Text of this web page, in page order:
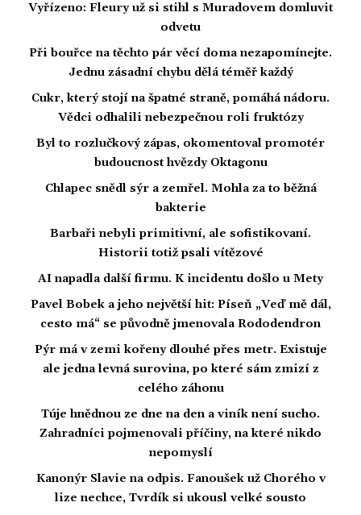
Vyřízeno: Fleury už si stihl s Muradovem domluvit
odvetu
Při bouřce na těchto pár věcí doma nezapomínejte.
Jednu zásadní chybu dělá téměř každý
Cukr, který stojí na špatné straně, pomáhá nádoru.
Vědci odhalili nebezpečnou roli fruktózy
Byl to rozlučkový zápas, okomentoval promotér
budoucnost hvězdy Oktagonu
Chlapec snědl sýr a zemřel. Mohla za to běžná
bakterie
Barbaři nebyli primitivní, ale sofistikovaní.
Historii totiž psali vítězové
AI napadla další firmu. K incidentu došlo u Mety
Pavel Bobek a jeho největší hit: Píseň „Veď mě dál,
cesto má“ se původně jmenovala Rododendron
Pýr má v zemi kořeny dlouhé přes metr. Existuje
ale jedna levná surovina, po které sám zmizí z
celého záhonu
Túje hnědnou ze dne na den a viník není sucho.
Zahradníci pojmenovali příčiny, na které nikdo
nepomyslí
Kanonýr Slavie na odpis. Fanoušek už Chorého v
lize nechce, Tvrdík si ukousl velké sousto